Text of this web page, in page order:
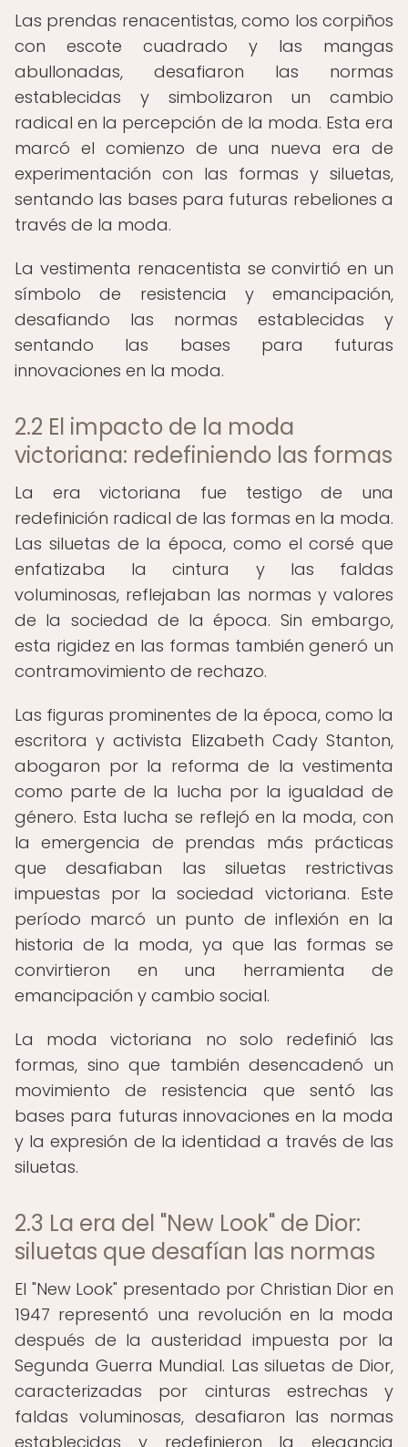
Las prendas renacentistas, como los corpiños
con escote cuadrado y las mangas
abullonadas, desafiaron las normas
establecidas y simbolizaron un cambio
radical en la percepción de la moda. Esta era
marcó el comienzo de una nueva era de
experimentación con las formas y siluetas,
sentando las bases para futuras rebeliones a
través de la moda.
La vestimenta renacentista se convirtió en un
símbolo de resistencia y emancipación,
desafiando las normas establecidas y
sentando las bases para futuras
innovaciones en la moda.
2.2 El impacto de la moda
victoriana: redefiniendo las formas
La era victoriana fue testigo de una
redefinición radical de las formas en la moda.
Las siluetas de la época, como el corsé que
enfatizaba la cintura y las faldas
voluminosas, reflejaban las normas y valores
de la sociedad de la época. Sin embargo,
esta rigidez en las formas también generó un
contramovimiento de rechazo.
Las figuras prominentes de la época, como la
escritora y activista Elizabeth Cady Stanton,
abogaron por la reforma de la vestimenta
como parte de la lucha por la igualdad de
género. Esta lucha se reflejó en la moda, con
la emergencia de prendas más prácticas
que desafiaban las siluetas restrictivas
impuestas por la sociedad victoriana. Este
período marcó un punto de inflexión en la
historia de la moda, ya que las formas se
convirtieron en una herramienta de
emancipación y cambio social.
La moda victoriana no solo redefinió las
formas, sino que también desencadenó un
movimiento de resistencia que sentó las
bases para futuras innovaciones en la moda
y la expresión de la identidad a través de las
siluetas.
2.3 La era del "New Look" de Dior:
siluetas que desafían las normas
El "New Look" presentado por Christian Dior en
1947 representó una revolución en la moda
después de la austeridad impuesta por la
Segunda Guerra Mundial. Las siluetas de Dior,
caracterizadas por cinturas estrechas y
faldas voluminosas, desafiaron las normas
establecidas y redefinieron la elegancia